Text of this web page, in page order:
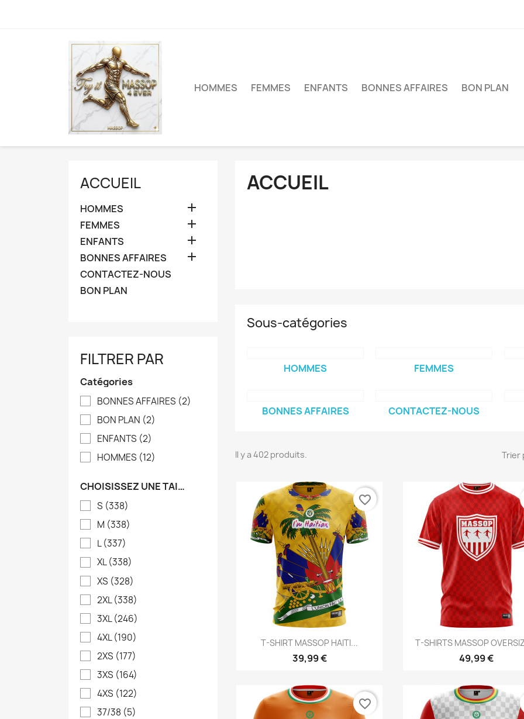
HOMMES FEMMES ENFANTS BONNES AFFAIRES BON PLAN
ACCUEIL
HOMMES 
FEMMES 
ENFANTS 
BONNES AFFAIRES 
CONTACTEZ-NOUS
BON PLAN
FILTRER PAR
Catégories
BONNES AFFAIRES (2)
BON PLAN (2)
ENFANTS (2)
HOMMES (12)
CHOISISSEZ UNE TAILLE
S (338)
M (338)
L(337)
XL(338)
XS (328)
2XL(338)
3XL(246)
4XL(190)
2XS (177)
3XS (164)
4XS (122)
37/38 (5)
ACCUEIL
Sous-catégories
HOMMES FEMMES
BONNES AFFAIRES CONTACTEZ-NOUS
Il y a 402 produits. Trier
Aperçu rapide
T-SHIRT MASSOP HAITI...
39,99 €
favorite_border
Aperçu rapide
T-SHIRTS MASSOP
49,99 €
favorite_border